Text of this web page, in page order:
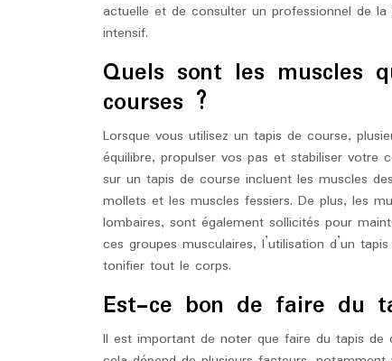
actuelle et de consulter un professionnel de
intensif.
Quels sont les muscles
courses ?
Lorsque vous utilisez un tapis de course,
équilibre, propulser vos pas et stabiliser votre
sur un tapis de course incluent les muscles
mollets et les muscles fessiers. De plus, les
lombaires, sont également sollicités pour
ces groupes musculaires, l’utilisation d’un
tonifier tout le corps.
Est-ce bon de faire du
Il est important de noter que faire du tapis